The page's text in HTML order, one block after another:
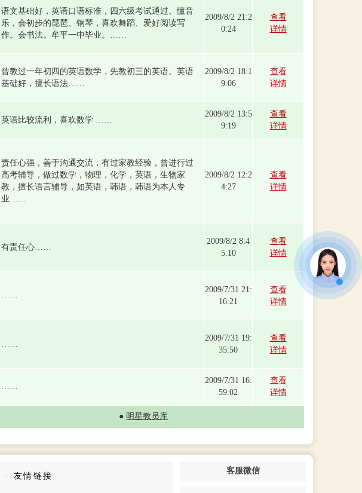
语文基础好，英语口语标准，四六级考试通过。懂音
乐，会初步的琵琶、钢琴，喜欢舞蹈、爱好阅读写
作。会书法。牟平一中毕业。……
2009/8/2 21:2
0:24
查看
详情
曾教过一年初四的英语数学，先教初三的英语。英语
基础好，擅长语法……
2009/8/2 18:1
9:06
查看
详情
英语比较流利，喜欢数学 ……
2009/8/2 13:5
9:19
查看
详情
责任心强，善于沟通交流，有过家教经验，曾进行过
高考辅导，做过数学，物理，化学，英语，生物家
教，擅长语言辅导，如英语，韩语，韩语为本人专
业……
2009/8/2 12:2
4:27
查看
详情
有责任心……
2009/8/2 8:4
5:10
查看
详情
……
2009/7/31 21:
16:21
查看
详情
……
2009/7/31 19:
35:50
查看
详情
……
2009/7/31 16:
59:02
查看
详情
● 明星教员库
· 友情链接
客服微信